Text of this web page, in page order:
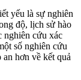
yếu là sự nghiên
độ, lịch sử hào
nghiên cứu xác
số nghiên cứu
hơn về kết quả